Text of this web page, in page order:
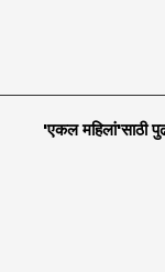
'एकल महिलां'साठी